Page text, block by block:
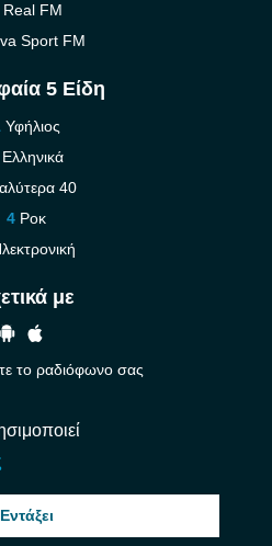
Real FM
Sport FM
5 Είδη
Υφήλιος
Ελληνικά
40
Ροκ
με
το ραδιόφωνο σας
μαζί μας
Απορρήτου
Εντάξει